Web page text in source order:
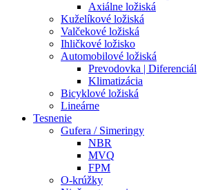
Axiálne ložiská
Kuželíkové ložiská
Valčekové ložiská
Ihličkové ložisko
Automobilové ložiská
Prevodovka | Diferenciál
Klimatizácia
Bicyklové ložiská
Lineárne
Tesnenie
Gufera / Simeringy
NBR
MVQ
FPM
O-krúžky